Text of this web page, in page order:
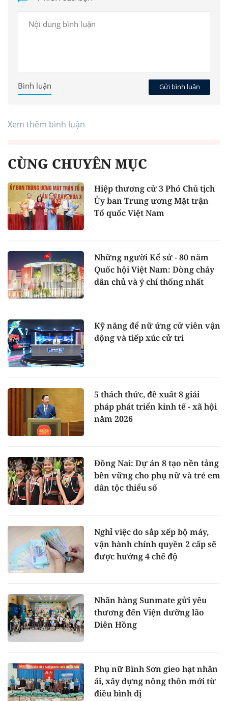
Gửi bình luận
Bình luận
Xem thêm bình luận
CÙNG CHUYÊN MỤC
Hiệp thương cử 3 Phó Chủ tịch
Ủy ban Trung ương Mặt trận
Tổ quốc Việt Nam
Những người Kể sử - 80 năm
Quốc hội Việt Nam: Dòng chảy
dân chủ và ý chí thống nhất
Kỹ năng để nữ ứng cử viên vận
động và tiếp xúc cử tri
5 thách thức, đề xuất 8 giải
pháp phát triển kinh tế - xã hội
năm 2026
Đồng Nai: Dự án 8 tạo nền tảng
bền vững cho phụ nữ và trẻ em
dân tộc thiểu số
Nghỉ việc do sắp xếp bộ máy,
vận hành chính quyền 2 cấp sẽ
được hưởng 4 chế độ
Nhãn hàng Sunmate gửi yêu
thương đến Viện dưỡng lão
Diên Hồng
Phụ nữ Bình Sơn gieo hạt nhân
ái, xây dựng nông thôn mới từ
điều bình dị